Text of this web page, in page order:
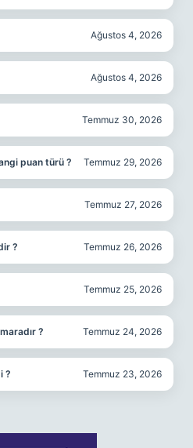
Ağustos 4, 2026
Ağustos 4, 2026
Temmuz 30, 2026
puan türü ? Temmuz 29, 2026
Temmuz 27, 2026
? Temmuz 26, 2026
Temmuz 25, 2026
? Temmuz 24, 2026
? Temmuz 23, 2026